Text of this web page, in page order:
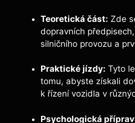
Teoretická část: Zde
dopravních
silničního provozu a
Praktické jízdy: Tyto
tomu, abyste získali
k řízení vozidla v
Psychologická